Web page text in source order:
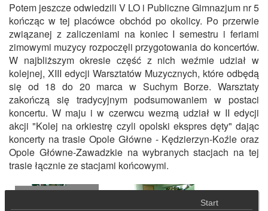
Potem jeszcze odwiedzili V LO i Publiczne Gimnazjum nr 5
kończąc w tej placówce obchód po okolicy. Po przerwie
związanej z zaliczeniami na koniec I semestru i feriami
zimowymi muzycy rozpoczęli przygotowania do koncertów.
W najbliższym okresie część z nich weźmie udział w
kolejnej, XIII edycji Warsztatów Muzycznych, które odbędą
się od 18 do 20 marca w Suchym Borze. Warsztaty
zakończą się tradycyjnym podsumowaniem w postaci
koncertu. W maju i w czerwcu wezmą udział w II edycji
akcji "Kolej na orkiestrę czyli opolski ekspres dęty" dając
koncerty na trasie Opole Główne - Kędzierzyn-Koźle oraz
Opole Główne-Zawadzkie na wybranych stacjach na tej
trasie łącznie ze stacjami końcowymi.
Start